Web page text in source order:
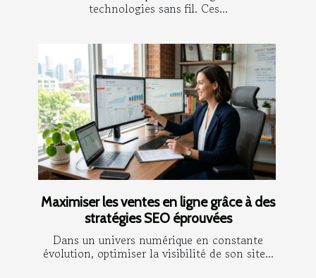
technologies sans fil. Ces...
Maximiser les ventes en ligne grâce à des
stratégies SEO éprouvées
Dans un univers numérique en constante
évolution, optimiser la visibilité de son site...